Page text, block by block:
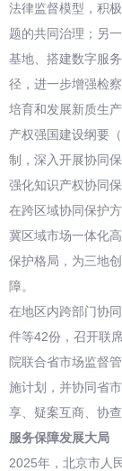
法律监督模型，积
题的共同治理；另
基地、搭建数字服
径，进一步增强检
培育和发展新质生
产权强国建设纲要
制，深入开展协同
强化知识产权协同保
在跨区域协同保护
冀区域市场一体化
保护格局，为三地
障。
在地区内跨部门协
件等42份，召开联
院联合省市场监督
施计划，并协同省
享、疑案互商、协
服务保障发展大局
2025年，北京市人